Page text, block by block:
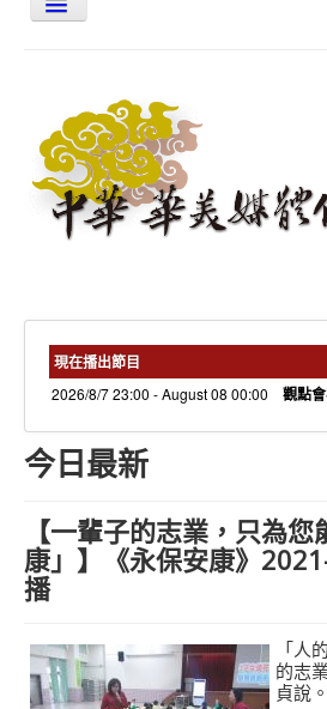
今日最新
節目表
全球Live收聽
needs 專欄
線上捐款
現在播出節目
2026/8/7 23:00 - August 08 00:00 觀點
今日最新
【一輩子的志業，只為
康」】《永保安康》
播
「人
的志
貞說。